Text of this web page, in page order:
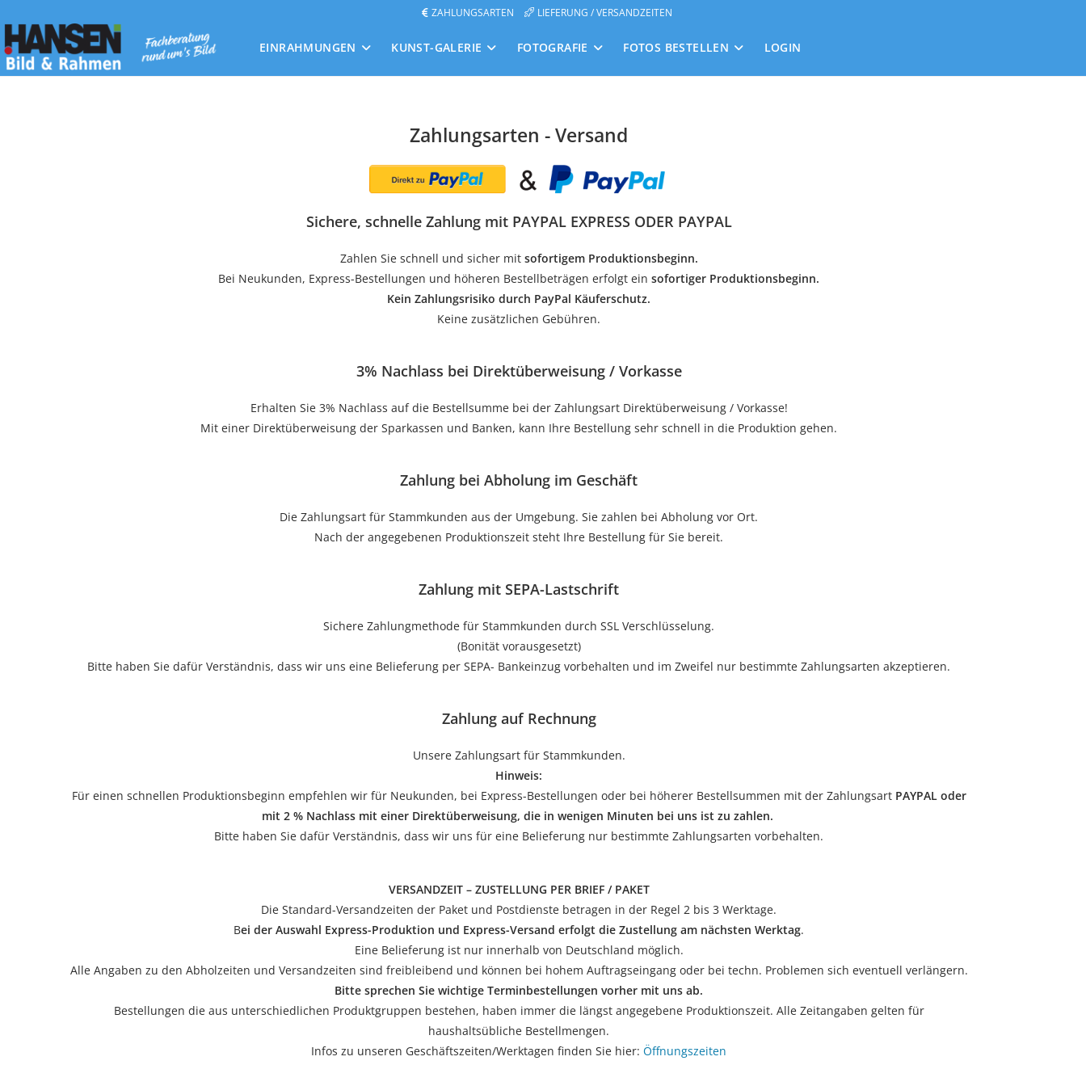
ZAHLUNGSARTEN LIEFERUNG / VERSANDZEITEN
EINRAHMUNGEN KUNST-GALERIE FOTOGRAFIE FOTOS BESTELLEN LOGIN
Zahlungsarten - Versand
Sichere, schnelle Zahlung mit PAYPAL EXPRESS ODER PAYPAL
Zahlen Sie schnell und sicher mit sofortigem Produktionsbeginn.
Bei Neukunden, Express-Bestellungen und höheren Bestellbeträgen erfolgt ein sofortiger Produktionsbeginn.
Kein Zahlungsrisiko durch PayPal Käuferschutz.
Keine zusätzlichen Gebühren.
3% Nachlass bei Direktüberweisung / Vorkasse
Erhalten Sie 3% Nachlass auf die Bestellsumme bei der Zahlungsart Direktüberweisung / Vorkasse!
Mit einer Direktüberweisung der Sparkassen und Banken, kann Ihre Bestellung sehr schnell in die Produktion gehen.
Zahlung bei Abholung im Geschäft
Die Zahlungsart für Stammkunden aus der Umgebung. Sie zahlen bei Abholung vor Ort.
Nach der angegebenen Produktionszeit steht Ihre Bestellung für Sie bereit.
Zahlung mit SEPA-Lastschrift
Sichere Zahlungmethode für Stammkunden durch SSL Verschlüsselung.
(Bonität vorausgesetzt)
Bitte haben Sie dafür Verständnis, dass wir uns eine Belieferung per SEPA- Bankeinzug vorbehalten und im Zweifel nur bestimmte Zahlungsarten akzeptieren.
Zahlung auf Rechnung
Unsere Zahlungsart für Stammkunden.
Hinweis:
Für einen schnellen Produktionsbeginn empfehlen wir für Neukunden, bei Express-Bestellungen oder bei höherer Bestellsummen mit der Zahlungsart PAYPAL oder
mit 2 % Nachlass mit einer Direktüberweisung, die in wenigen Minuten bei uns ist zu zahlen.
Bitte haben Sie dafür Verständnis, dass wir uns für eine Belieferung nur bestimmte Zahlungsarten vorbehalten.
VERSANDZEIT – ZUSTELLUNG PER BRIEF / PAKET
Die Standard-Versandzeiten der Paket und Postdienste betragen in der Regel 2 bis 3 Werktage.
Bei der Auswahl Express-Produktion und Express-Versand erfolgt die Zustellung am nächsten Werktag.
Eine Belieferung ist nur innerhalb von Deutschland möglich.
Alle Angaben zu den Abholzeiten und Versandzeiten sind freibleibend und können bei hohem Auftragseingang oder bei techn. Problemen sich eventuell verlängern.
Bitte sprechen Sie wichtige Terminbestellungen vorher mit uns ab.
Bestellungen die aus unterschiedlichen Produktgruppen bestehen, haben immer die längst angegebene Produktionszeit. Alle Zeitangaben gelten für
haushaltsübliche Bestellmengen.
Infos zu unseren Geschäftszeiten/Werktagen finden Sie hier: Öffnungszeiten